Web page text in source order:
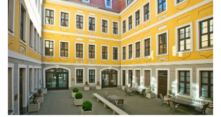
den
Betrieb
der
Seite
notwendig
sind
(funktionale
Cookies),
sowie
solche,